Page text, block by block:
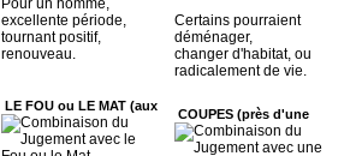
Pour un homme,
excellente période,
tournant positif,
renouveau.
Certains pourraient
déménager,
changer d'habitat, ou
radicalement de vie.
LE FOU ou LE MAT (aux
COUPES (près d'une